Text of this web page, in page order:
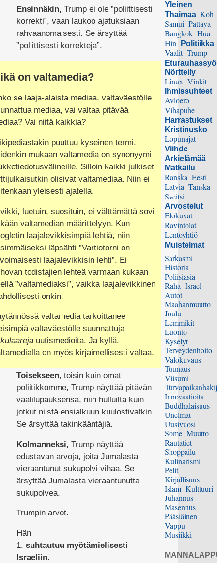
Ensinnäkin, Trump ei ole ”poliittisesti
korrekti”, vaan laukoo ajatuksiaan
rahvaanomaisesti. Se ärsyttää
”poliittisesti korrekteja”.
on valtamedia?
se laaja-alaista mediaa, valtaväestölle
mediaa, vai valtaa pitävää
Vai niitä kaikkia?
puuttuu kyseinen termi.
mukaan valtamedia on synonyymi
Silloin kaikki julkiset
olisivat valtamediaa. Niin ei
yleisesti ajatella.
luetuin, suosituin, ei välttämättä sovi
valtamedian määrittelyyn. Kun
laajalevikkisimpiä lehtiä, niin
läpsähti ”Vartiotorni on
laajalevikkisin lehti”. Ei
todistajien lehteä varmaan kukaan
”valtamediaksi”, vaikka laajalevikkinen
onkin.
valtamedia tarkoittanee
valtaväestölle suunnattuja
uutismedioita. Ja kyllä.
on myös kirjaimellisesti valtaa.
Toisekseen, toisin kuin omat
poliitikkomme, Trump näyttää pitävän
vaalilupauksensa, niin hulluilta kuin
jotkut niistä ensialkuun kuulostivatkin.
Se ärsyttää takinkääntäjiä.
Kolmanneksi, Trump näyttää
edustavan arvoja, joita Jumalasta
vieraantunut sukupolvi vihaa. Se
ärsyttää Jumalasta vieraantunutta
sukupolvea.
Trumpin arvot.
Hän
1. suhtautuu myötämielisesti
Israeliin.
Yleinen
Thaimaa Koh
Samui Pattaya
Bangkok Hua
Hin
Politiikka
Vaalit Trump
Nörtteily
Linux Vinkit
Ihmissuhteet
Avioero
Vihapuhe
Harrastukset
Kristinusko
Lopunajat
Viihde
Arkielämää
Matkailu
Ranska Eesti
Latvia Tanska
Sveitsi
Arvostelut
Elokuvat
Ravintolat
Lentoyhtiö
Muistelmat
Sarkasmi
Historia
Poliisiasia
Raha Israel
Autot
Maahanmuutto
Joulu
Lemmikit
Luonto
Kyselyt
Terveydenhoito
Valokuvaus
Tuunaus
Viisumi
Innovaatioita
Buddhalaisuus
Unelmat
Uusivuosi
Some Muutto
Rautatiet
Shoppailu
Kulinarismi
Pelit
Kirjallisuus
Islam Kulttuuri
Juhannus
Masennus
Pääsiäinen
Vappu
Musiikki